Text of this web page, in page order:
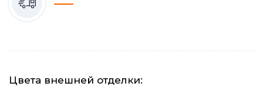
Цвета внешней отделки: